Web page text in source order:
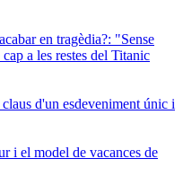
en tragèdia?: "Sense
a les restes del Titanic
d'un esdeveniment únic i
i el model de vacances de